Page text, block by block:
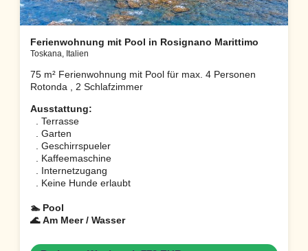
Ferienwohnung mit Pool in Rosignano Marittimo
Toskana, Italien
75 m² Ferienwohnung mit Pool für max. 4 Personen
Rotonda , 2 Schlafzimmer
Ausstattung:
. Terrasse
. Garten
. Geschirrspueler
. Kaffeemaschine
. Internetzugang
. Keine Hunde erlaubt
🏊 Pool
🌊 Am Meer / Wasser